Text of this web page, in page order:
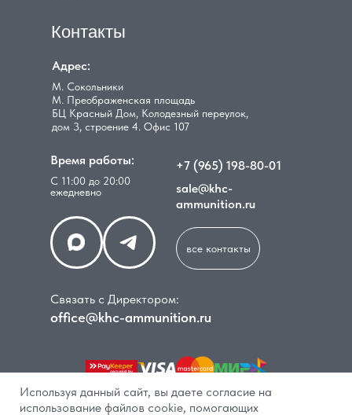
Используя данный сайт, вы даете согласие на
использование файлов cookie, помогающих
Контакты
Адрес:
М. Сокольники
М. Преображенская площадь
БЦ Красный Дом, Колодезный переулок,
дом 3, строение 4. Офис 107
Время работы:
С 11:00 до 20:00
ежедневно
office@khc-ammunition.ru
Связать с Директором:
+7 (965) 198-80-01
sale@khc-
ammunition.ru
все контакты